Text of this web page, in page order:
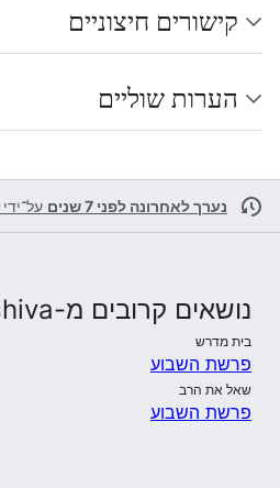
קישורים חיצוניים
הערות שוליים
נערך לאחרונה לפני 7 שנים על־ידי
נושאים קרובים מ-Yeshiva
בית מדרש
פרשת השבוע
שאל את הרב
פרשת השבוע